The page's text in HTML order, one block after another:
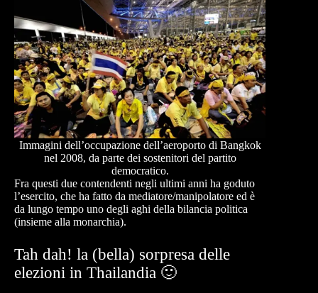
Immagini dell’occupazione dell’aeroporto di Bangkok
nel 2008, da parte dei sostenitori del partito
democratico.
Fra questi due contendenti negli ultimi anni ha goduto
l’esercito, che ha fatto da mediatore/manipolatore ed è
da lungo tempo uno degli aghi della bilancia politica
(insieme alla monarchia).
Tah dah! la (bella) sorpresa delle
elezioni in Thailandia 🙂